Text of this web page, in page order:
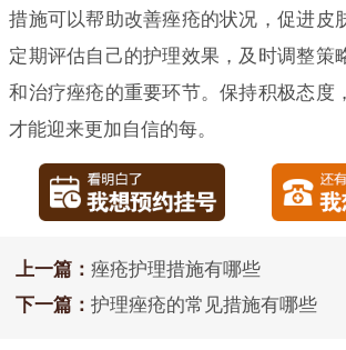
措施可以帮助改善痤疮的状况，促进皮
定期评估自己的护理效果，及时调整策
和治疗痤疮的重要环节。保持积极态度
才能迎来更加自信的每。
上一篇： 痤疮护理措施有哪些
下一篇： 护理痤疮的常见措施有哪些